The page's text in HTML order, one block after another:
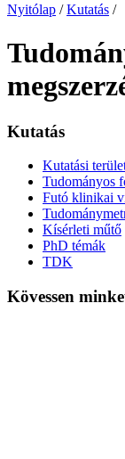
Nyitólap / Kutatás /
Kutatás
Kutatási
Tudományos
Futó klinikai
Kísérleti műtő
PhD témák
TDK
Kövessen